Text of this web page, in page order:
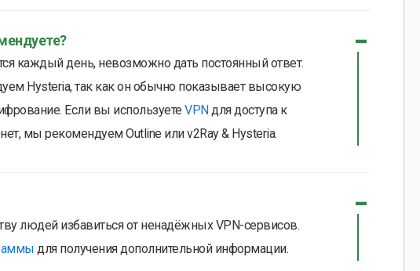
каждый день, невозможно дать постоянный ответ.
Hysteria, так как он обычно показывает высокую
Если вы используетеVPNдля доступа к
мы рекомендуем Outline или v2Ray & Hysteria.
людей избавиться от ненадёжных VPN-сервисов.
для получения дополнительной информации.